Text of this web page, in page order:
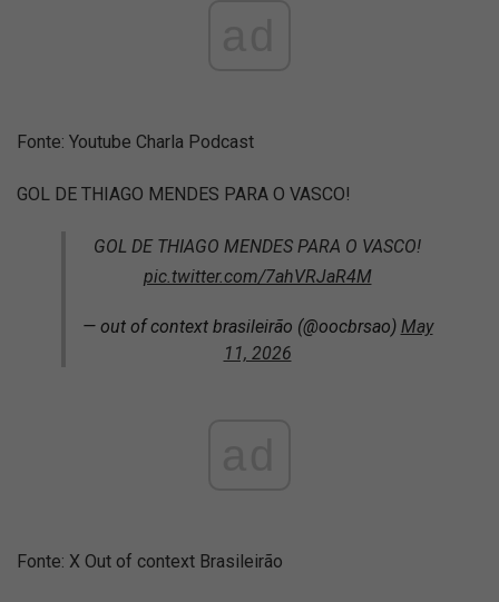
Fonte: Youtube Charla Podcast
GOL DE THIAGO MENDES PARA O VASCO!
GOL DE THIAGO MENDES PARA O VASCO!
pic.twitter.com/7ahVRJaR4M
— out of context brasileirão (@oocbrsao) May
11, 2026
Fonte: X Out of context Brasileirão